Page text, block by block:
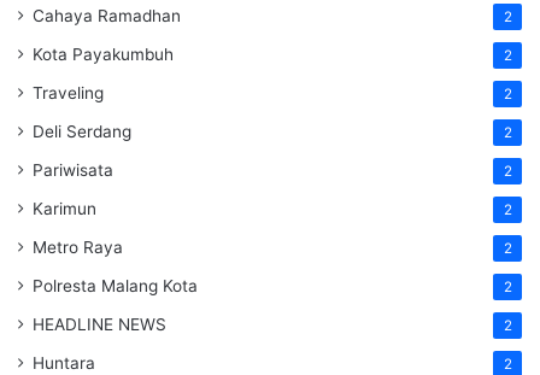
Cahaya Ramadhan 2
Kota Payakumbuh 2
Traveling 2
Deli Serdang 2
Pariwisata 2
Karimun 2
Metro Raya 2
Polresta Malang Kota 2
HEADLINE NEWS 2
Huntara 2